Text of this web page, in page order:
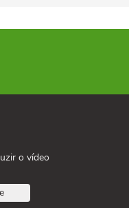
o vídeo